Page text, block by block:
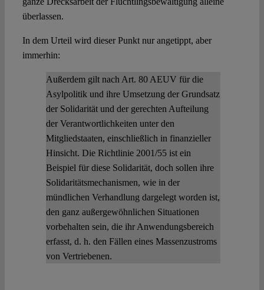
überlassen.
In dem Urteil wird dieser Punkt nur angetippt, aber
immerhin:
Außerdem gilt nach Art. 80 AEUV für die
Asylpolitik und ihre Umsetzung der Grundsatz
der Solidarität und der gerechten Aufteilung
der Verantwortlichkeiten unter den
Mitgliedstaaten, einschließlich in finanzieller
Hinsicht. Die Richtlinie 2001/55 ist ein
Beispiel für diese Solidarität, doch sollen ihre
Solidaritätsmechanismen, wie in der
mündlichen Verhandlung dargelegt worden ist,
den ganz außergewöhnlichen Situationen
vorbehalten sein, die ihr Anwendungsbereich
erfasst, d. h. den Fällen eines Massenzustroms
von Vertriebenen.